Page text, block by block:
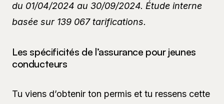
du 01/04/2024 au 30/09/2024. Étude interne
basée sur 139 067 tarifications.
Les spécificités de l’assurance pour jeunes
conducteurs
Tu viens d’obtenir ton permis et tu ressens cette